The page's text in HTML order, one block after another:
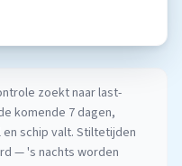
zoekt naar last-
komende 7 dagen,
schip valt. Stiltetijden
— 's nachts worden